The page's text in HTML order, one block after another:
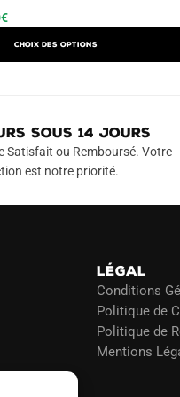
€Le
Choix des options
Ce
produit
a
Les
options
peuvent
SOUS 14 JOURS
Satisfait ou Remboursé. Votre
est notre priorité.
LÉGAL
Conditions
Politique de
Politique de
Mentions